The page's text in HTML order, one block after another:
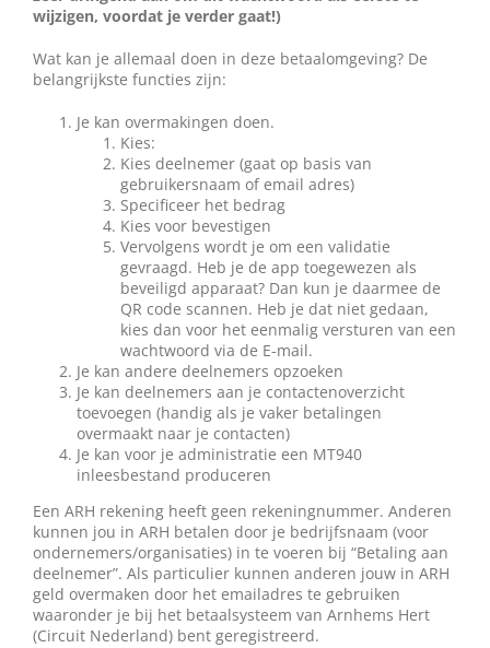
wijzigen, voordat je verder gaat!)
Wat kan je allemaal doen in deze betaalomgeving? De
belangrijkste functies zijn:
Je kan overmakingen doen.
Kies:
Kies deelnemer (gaat op basis van
gebruikersnaam of email adres)
Specificeer het bedrag
Kies voor bevestigen
Vervolgens wordt je om een validatie
gevraagd. Heb je de app toegewezen als
beveiligd apparaat? Dan kun je daarmee de
QR code scannen. Heb je dat niet gedaan,
kies dan voor het eenmalig versturen van een
wachtwoord via de E-mail.
Je kan andere deelnemers opzoeken
Je kan deelnemers aan je contactenoverzicht
toevoegen (handig als je vaker betalingen
overmaakt naar je contacten)
Je kan voor je administratie een MT940
inleesbestand produceren
Een ARH rekening heeft geen rekeningnummer. Anderen
kunnen jou in ARH betalen door je bedrijfsnaam (voor
ondernemers/organisaties) in te voeren bij “Betaling aan
deelnemer”. Als particulier kunnen anderen jouw in ARH
geld overmaken door het emailadres te gebruiken
waaronder je bij het betaalsysteem van Arnhems Hert
(Circuit Nederland) bent geregistreerd.